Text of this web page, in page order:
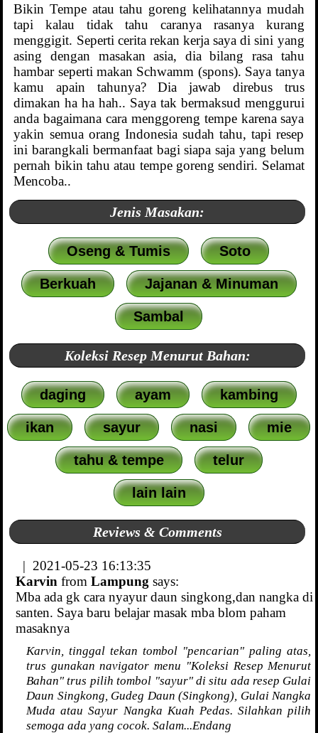
Bikin Tempe atau tahu goreng kelihatannya mudah
tapi kalau tidak tahu caranya rasanya kurang
menggigit. Seperti cerita rekan kerja saya di sini yang
asing dengan masakan asia, dia bilang rasa tahu
hambar seperti makan Schwamm (spons). Saya tanya
kamu apain tahunya? Dia jawab direbus trus
dimakan ha ha hah.. Saya tak bermaksud menggurui
anda bagaimana cara menggoreng tempe karena saya
yakin semua orang Indonesia sudah tahu, tapi resep
ini barangkali bermanfaat bagi siapa saja yang belum
pernah bikin tahu atau tempe goreng sendiri. Selamat
Mencoba..
Jenis Masakan:
Oseng & Tumis Soto
Berkuah Jajanan & Minuman
Sambal
Koleksi Resep Menurut Bahan:
daging ayam kambing
ikan sayur nasi mie
tahu & tempe telur
lain lain
Reviews & Comments
| 2021-05-23 16:13:35
Karvin from Lampung says:
Mba ada gk cara nyayur daun singkong,dan nangka di
santen. Saya baru belajar masak mba blom paham
masaknya
Karvin, tinggal tekan tombol "pencarian" paling atas,
trus gunakan navigator menu "Koleksi Resep Menurut
Bahan" trus pilih tombol "sayur" di situ ada resep Gulai
Daun Singkong, Gudeg Daun (Singkong), Gulai Nangka
Muda atau Sayur Nangka Kuah Pedas. Silahkan pilih
semoga ada yang cocok. Salam...Endang